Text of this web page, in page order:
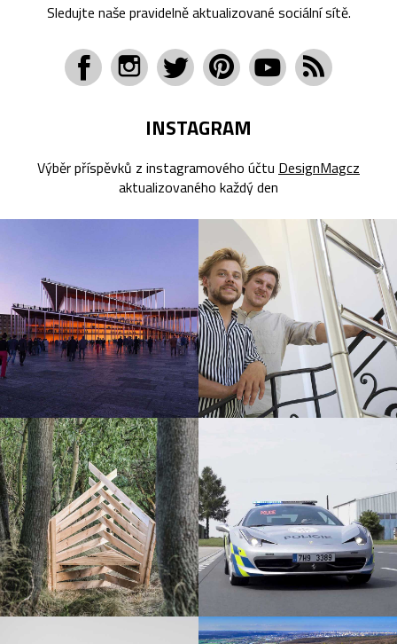
Sledujte naše pravidelně aktualizované sociální sítě.
INSTAGRAM
Výběr příspěvků z instagramového účtu DesignMagcz
aktualizovaného každý den